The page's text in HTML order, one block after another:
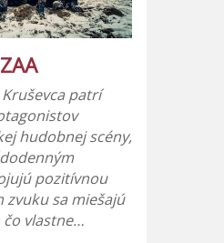
Kruševca patrí
hudobnej scény,
pozitívnou
zvuku sa miešajú
čo vlastne…